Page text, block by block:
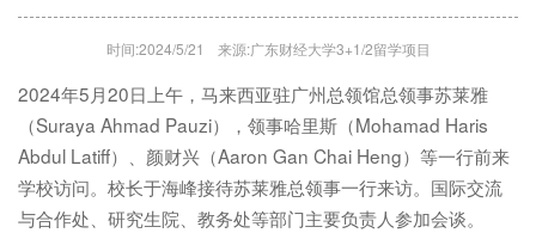
时间:2024/5/21 来源:广东财经大学3+1/2留学项目
2024年5月20日上午，马来西亚驻广州总领馆总领事苏莱雅
（Suraya Ahmad Pauzi），领事哈里斯（Mohamad Haris
Abdul Latiff）、颜财兴（Aaron Gan Chai Heng）等一行前来
学校访问。校长于海峰接待苏莱雅总领事一行来访。国际交流
与合作处、研究生院、教务处等部门主要负责人参加会谈。